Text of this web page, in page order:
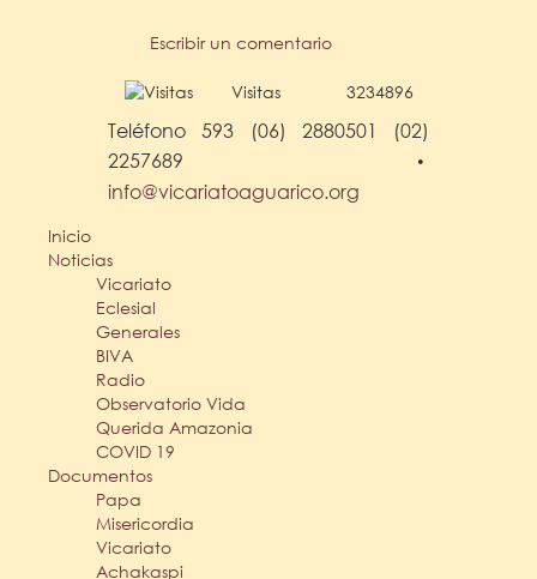
Escribir un comentario
Visitas 3234896
Teléfono 593 (06) 2880501 (02)
2257689 •
info@vicariatoaguarico.org
Inicio
Noticias
Vicariato
Eclesial
Generales
BIVA
Radio
Observatorio Vida
Querida Amazonia
COVID 19
Documentos
Papa
Misericordia
Vicariato
Achakaspi